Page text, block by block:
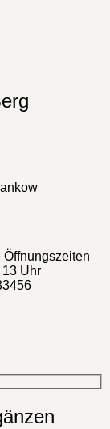
Öffnungszeiten
13 Uhr